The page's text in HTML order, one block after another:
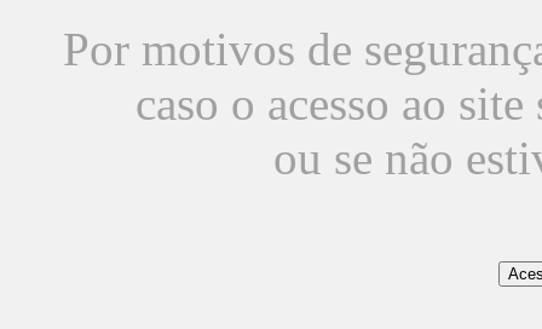
Por motivos de
caso o acesso ao
ou se não